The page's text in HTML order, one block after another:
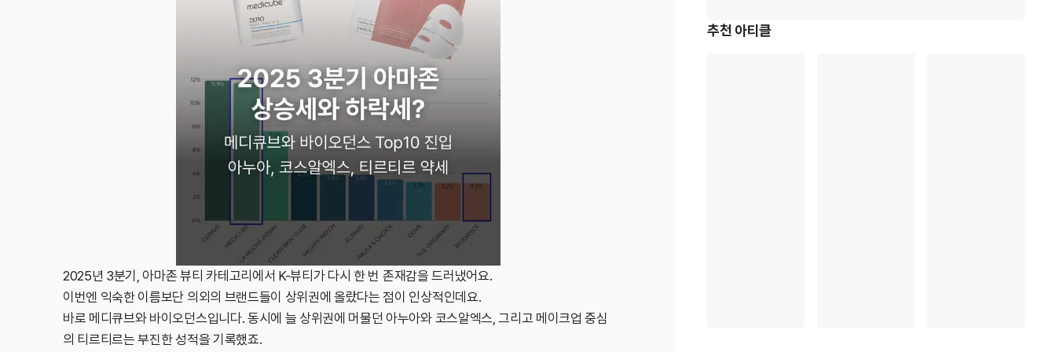
2025년 3분기, 아마존 뷰티 카테고리에서 K-뷰티가 다시 한 번 존재감을 드러냈어요.
이번엔 익숙한 이름보단 의외의 브랜드들이 상위권에 올랐다는 점이 인상적인데요.
바로 메디큐브와 바이오던스입니다. 동시에 늘 상위권에 머물던 아누아와 코스알엑스, 그리고 메이크업 중심
의 티르티르는 부진한 성적을 기록했죠.
지금 본 아티클처럼 유익한 뷰티 인사이트를
추천 아티클